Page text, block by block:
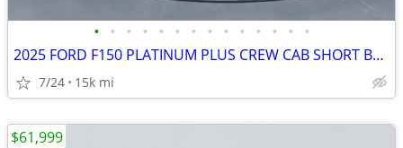
• • • • • • • • • • • • • •
2025 FORD F150 PLATINUM PLUS CREW CAB SHORT BOX 3.5 #525009
7/24 15k mi
$61,999